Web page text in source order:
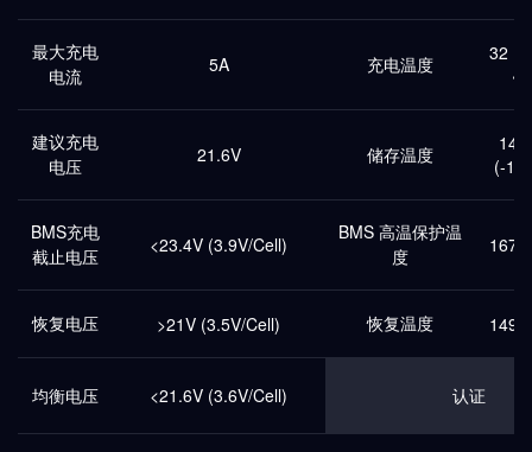
最大充电
电流
5A 充电温度
32 ~
~
建议充电
电压
21.6V 储存温度
14
(-10
BMS充电
截止电压
<23.4V (3.9V/Cell)
BMS 高温保护温
度
167
恢复电压 >21V (3.5V/Cell) 恢复温度 149
均衡电压 <21.6V (3.6V/Cell) 认证